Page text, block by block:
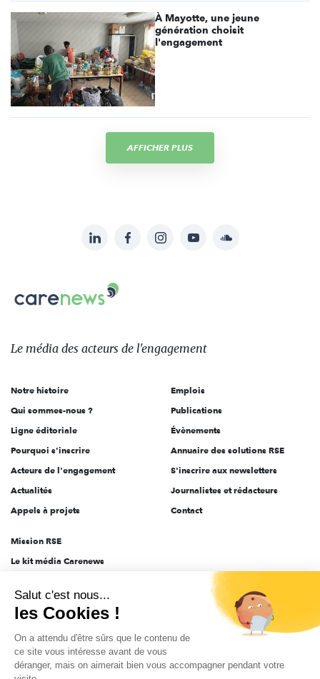
À Mayotte, une jeune
génération choisit
l'engagement
AFFICHER PLUS
sur:
LinkedInFacebookInstagramYouTubeSoundcloud
Carenews,
Le
des
l'engagement
Le média des acteurs de l'engagement
Notre histoire
Qui sommes-nous ?
Ligne éditoriale
Pourquoi s'inscrire
Acteurs de l'engagement
Actualités
Appels à projets
Emplois
Publications
Évènements
Annuaire des solutions RSE
S'inscrire aux newsletters
Journalistes et rédacteurs
Contact
Mission RSE
Le kit média Carenews
AEF info
Novethic
PRODURABLE
Inclusiv Day
Salut c'est nous...
les Cookies !
On a attendu d'être sûrs que le contenu de
ce site vous intéresse avant de vous
déranger, mais on aimerait bien vous accompagner pendant votre